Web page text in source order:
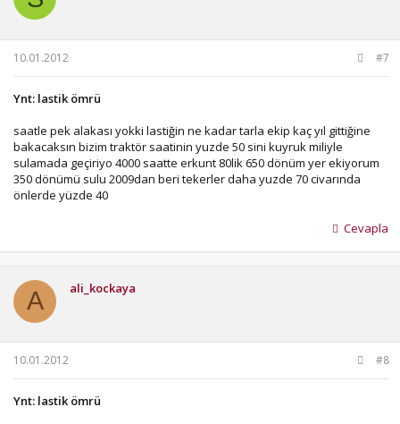
10.01.2012 #7
Ynt: lastik ömrü
saatle pek alakası yokki lastiğin ne kadar tarla ekip kaç yıl gittiğine
bakacaksın bizim traktör saatinin yuzde 50 sini kuyruk miliyle
sulamada geçiriyo 4000 saatte erkunt 80lik 650 dönüm yer ekiyorum
350 dönümü sulu 2009dan beri tekerler daha yuzde 70 civarında
önlerde yüzde 40
Cevapla
A ali_kockaya
10.01.2012 #8
Ynt: lastik ömrü